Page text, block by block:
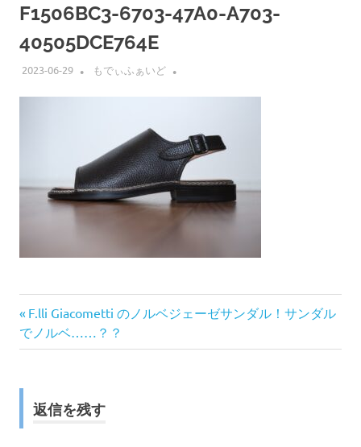
F1506BC3-6703-47A0-A703-
40505DCE764E
2023-06-29 もでぃふぁいど
投
稿
ナ
ビ
前
の
記
F.lli Giacometti のノルベジェーゼサンダル！サンダル
でノルベ……？？
返信を残す